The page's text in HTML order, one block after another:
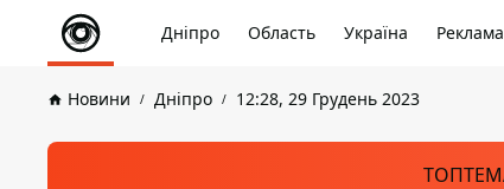
Дніпро Область Україна Реклама
Новини Дніпро 12:28, 29 Грудень 2023